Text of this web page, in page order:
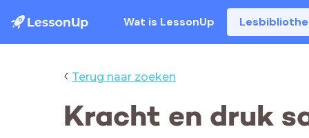
Wat is LessonUp
‹ Terug naar zoeken
Kracht en druk